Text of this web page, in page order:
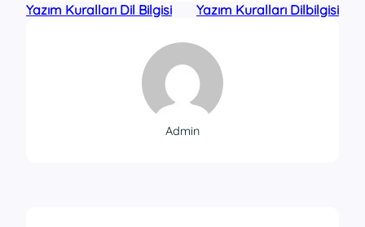
Yazım Kuralları Dil Bilgisi Yazım Kuralları Dilbilgisi
Admin